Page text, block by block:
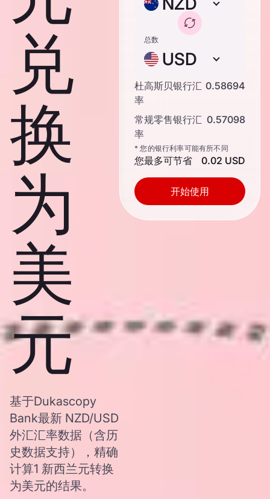
兑
换
为
美
元
基于Dukascopy
Bank最新 NZD/USD
外汇汇率数据（含历
史数据支持），精确
计算1 新西兰元转换
为美元的结果。
总数
USD
杜高斯贝银行汇
率
0.58694
常规零售银行汇
率
0.57098
* 您的银行利率可能有所不同
您最多可节省 0.02 USD
开始使用